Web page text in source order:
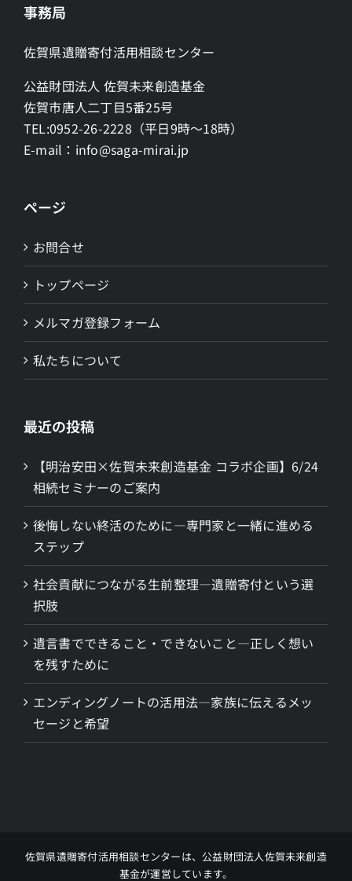
事務局
佐賀県遺贈寄付活用相談センター
公益財団法人 佐賀未来創造基金
佐賀市唐人二丁目5番25号
TEL:0952-26-2228（平日9時～18時）
E-mail：info@saga-mirai.jp
ページ
お問合せ
トップページ
メルマガ登録フォーム
私たちについて
最近の投稿
【明治安田×佐賀未来創造基金 コラボ企画】6/24
相続セミナーのご案内
後悔しない終活のために―専門家と一緒に進める
ステップ
社会貢献につながる生前整理―遺贈寄付という選
択肢
遺言書でできること・できないこと―正しく想い
を残すために
エンディングノートの活用法―家族に伝えるメッ
セージと希望
佐賀県遺贈寄付活用相談センターは、公益財団法人佐賀未来創造
基金が運営しています。